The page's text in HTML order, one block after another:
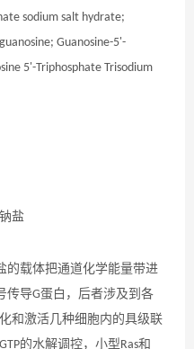
sodium salt hydrate;
Guanosine-5'-
5'-Triphosphate Trisodium
的载体把通道化学能量带进
传导G蛋白，后者涉及到各
和激活几种细胞内的具级联
GTP的水解调控，小型Ras和